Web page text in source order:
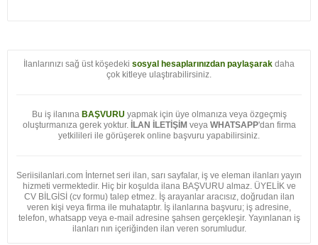
İlanlarınızı sağ üst köşedeki sosyal hesaplarınızdan paylaşarak daha
çok kitleye ulaştırabilirsiniz.
Bu iş ilanına BAŞVURU yapmak için üye olmanıza veya özgeçmiş
oluşturmanıza gerek yoktur. İLAN İLETİŞİM veya WHATSAPP'dan firma
yetkilileri ile görüşerek online başvuru yapabilirsiniz.
Seriisilanlari.com İnternet seri ilan, sarı sayfalar, iş ve eleman ilanları yayın
hizmeti vermektedir. Hiç bir koşulda ilana BAŞVURU almaz. ÜYELİK ve
CV BİLGİSİ (cv formu) talep etmez. İş arayanlar aracısız, doğrudan ilan
veren kişi veya firma ile muhataptır. İş ilanlarına başvuru; iş adresine,
telefon, whatsapp veya e-mail adresine şahsen gerçekleşir. Yayınlanan iş
ilanları nın içeriğinden ilan veren sorumludur.